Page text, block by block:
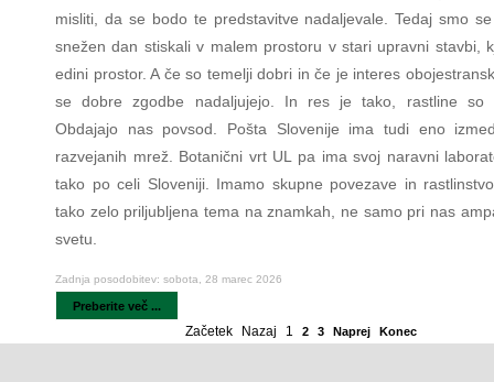
misliti, da se bodo te predstavitve nadaljevale. Tedaj smo
snežen dan stiskali v malem prostoru v stari upravni stavbi,
edini prostor. A če so temelji dobri in če je interes
se dobre zgodbe nadaljujejo. In res je tako, rastline so
Obdajajo nas povsod. Pošta Slovenije ima tudi eno
razvejanih mrež. Botanični vrt UL pa ima svoj naravni
tako po celi Sloveniji. Imamo skupne povezave in
tako zelo priljubljena tema na znamkah, ne samo pri nas
svetu.
Zadnja posodobitev: sobota, 28 marec 2026
Preberite več ...
Začetek Nazaj 1 2 3 Naprej Konec